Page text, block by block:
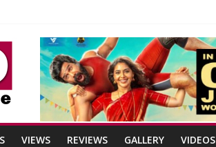
VIEWS REVIEWS GALLERY VIDEOS